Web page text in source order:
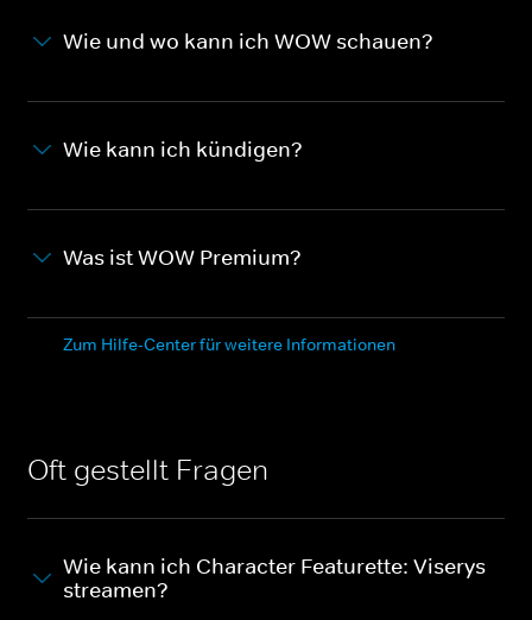
Wie und wo kann ich WOW schauen?
Wie kann ich kündigen?
Was ist WOW Premium?
Zum Hilfe-Center für weitere Informationen
Oft gestellt Fragen
Wie kann ich Character Featurette: Viserys
streamen?